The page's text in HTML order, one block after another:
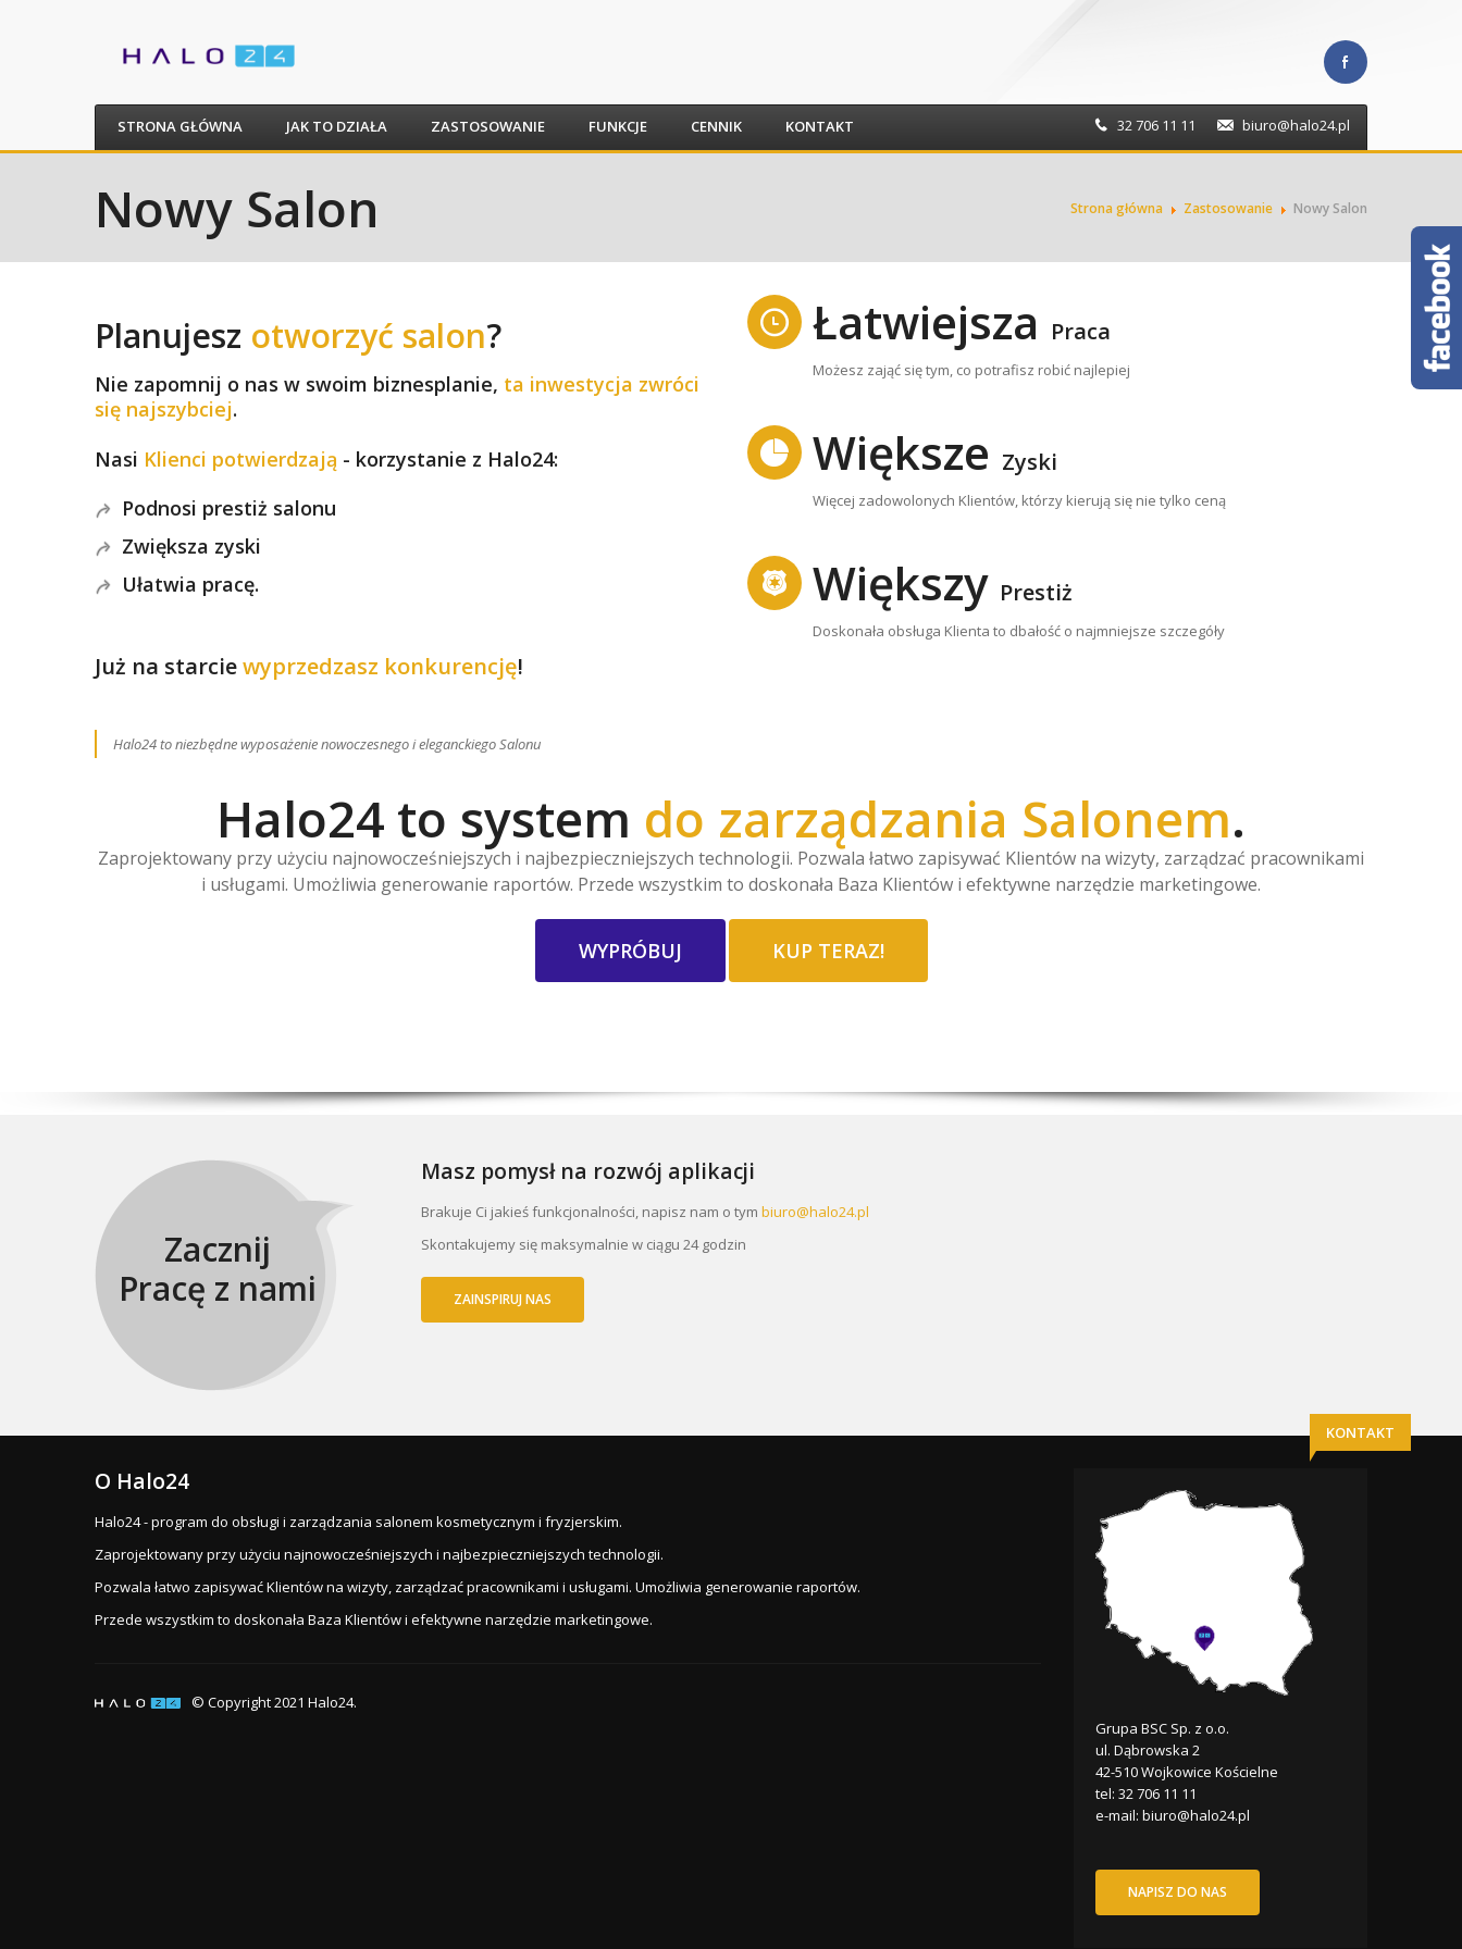
STRONA GŁÓWNA JAK TO DZIAŁA ZASTOSOWANIE FUNKCJE CENNIK KONTAKT 32 706 11 11 biuro@halo24.pl
Nowy Salon Strona główna Zastosowanie Nowy Salon
Planujesz otworzyć salon?
Nie zapomnij o nas w swoim biznesplanie, ta inwestycja zwróci
się najszybciej.
Nasi Klienci potwierdzają - korzystanie z Halo24:
Podnosi prestiż salonu
Zwiększa zyski
Ułatwia pracę.
Już na starciewyprzedzasz konkurencję!
Halo24 to niezbędne wyposażenie nowoczesnego i eleganckiego Salonu
Łatwiejsza Praca
Możesz zająć się tym, co potrafisz robić najlepiej
Większe Zyski
Więcej zadowolonych Klientów, którzy kierują się nie tylko ceną
Większy Prestiż
Doskonała obsługa Klienta to dbałość o najmniejsze szczegóły
Halo24 to system do zarządzania Salonem.
Zaprojektowany przy użyciu najnowocześniejszych i najbezpieczniejszych technologii. Pozwala łatwo zapisywać Klientów na wizyty, zarządzać pracownikami
i usługami. Umożliwia generowanie raportów. Przede wszystkim to doskonała Baza Klientów i efektywne narzędzie marketingowe.
WYPRÓBUJ KUP TERAZ!
Zacznij
Pracę z nami
Masz pomysł na rozwój aplikacji
Brakuje Ci jakieś funkcjonalności, napisz nam o tym biuro@halo24.pl
Skontakujemy się maksymalnie w ciągu 24 godzin
ZAINSPIRUJ NAS
O Halo24
Halo24 - program do obsługi i zarządzania salonem kosmetycznym i fryzjerskim.
Zaprojektowany przy użyciu najnowocześniejszych i najbezpieczniejszych technologii.
Pozwala łatwo zapisywać Klientów na wizyty, zarządzać pracownikami i usługami. Umożliwia generowanie raportów.
Przede wszystkim to doskonała Baza Klientów i efektywne narzędzie marketingowe.
© Copyright 2021 Halo24.
KONTAKT
Grupa BSC Sp. z o.o.
ul. Dąbrowska 2
42-510 Wojkowice Kościelne
tel: 32 706 11 11
e-mail: biuro@halo24.pl
NAPISZ DO NAS